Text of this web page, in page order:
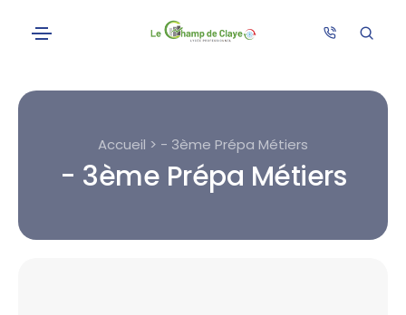
Accueil > - 3ème Prépa Métiers
- 3ème Prépa Métiers